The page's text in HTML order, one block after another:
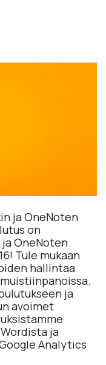
ja OneNoten
on
OneNoten
Tule mukaan
hallintaa
ja
avoimet
ja
Analytics